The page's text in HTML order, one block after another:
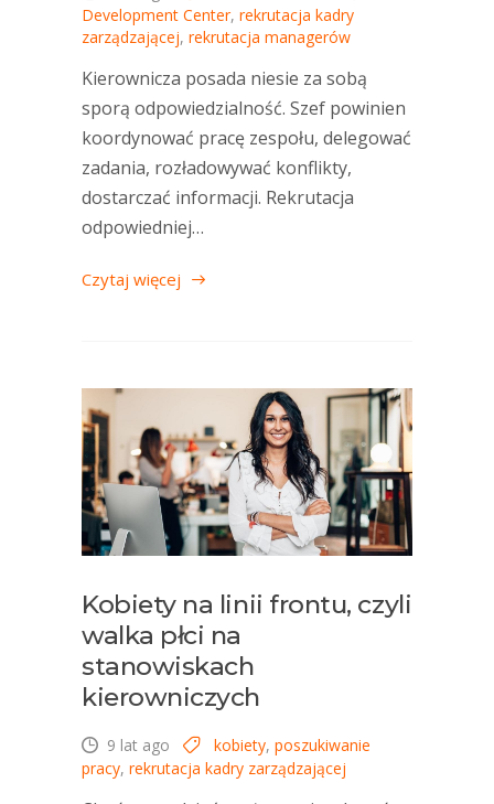
Development Center, rekrutacja kadry
zarządzającej, rekrutacja managerów
Kierownicza posada niesie za sobą
sporą odpowiedzialność. Szef powinien
koordynować pracę zespołu, delegować
zadania, rozładowywać konflikty,
dostarczać informacji. Rekrutacja
odpowiedniej…
Czytaj więcej
Kobiety na linii frontu, czyli
walka płci na
stanowiskach
kierowniczych
9 lat ago kobiety, poszukiwanie
pracy, rekrutacja kadry zarządzającej